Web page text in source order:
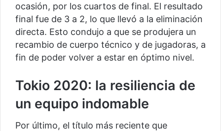
ocasión, por los cuartos de final. El resultado
final fue de 3 a 2, lo que llevó a la eliminación
directa. Esto condujo a que se produjera un
recambio de cuerpo técnico y de jugadoras, a
fin de poder volver a estar en óptimo nivel.
Tokio 2020: la resiliencia de
un equipo indomable
Por último, el título más reciente que